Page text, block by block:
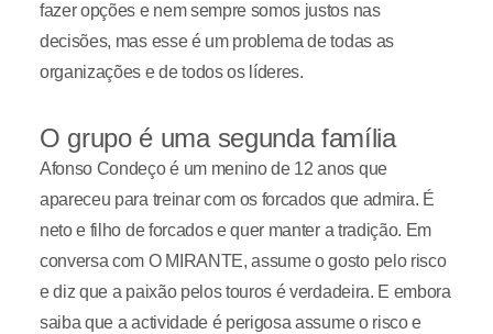
fazer opções e nem sempre somos justos nas
decisões, mas esse é um problema de todas as
organizações e de todos os líderes.
O grupo é uma segunda família
Afonso Condeço é um menino de 12 anos que
apareceu para treinar com os forcados que admira. É
neto e filho de forcados e quer manter a tradição. Em
conversa com O MIRANTE, assume o gosto pelo risco
e diz que a paixão pelos touros é verdadeira. E embora
saiba que a actividade é perigosa assume o risco e